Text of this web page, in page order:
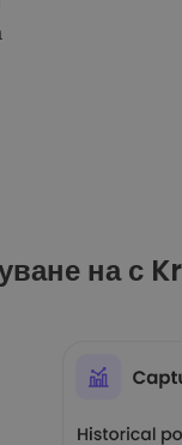
на с